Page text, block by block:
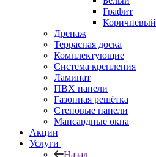
Графит
Коричневый
Дренаж
Террасная доска
Комплектующие
Система крепления
Ламинат
ПВХ панели
Газонная решётка
Стеновые панели
Мансардные окна
Акции
Услуги
Назад